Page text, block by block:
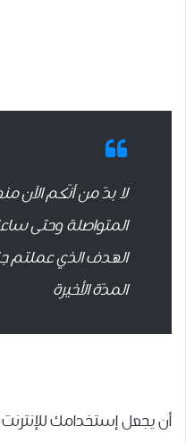
لا بدّ من أنّكم الآن
المتواصلة وحتى
الهدف الذي عملتم
المدّة الأخيرة
أن يجعل إستخدامك